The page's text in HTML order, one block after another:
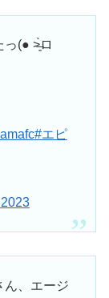
っ(● ˃̶͈̀ロ
#エピ
ん、エージ